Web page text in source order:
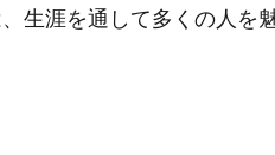
生涯を通して多くの人を